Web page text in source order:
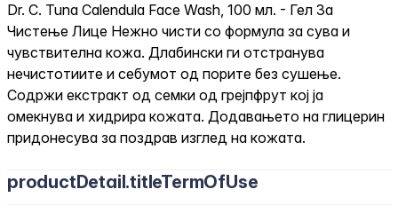
Dr. C. Tuna Calendula Face Wash, 100 мл. - Гел За
Чистење Лице Нежно чисти со формула за сува и
чувствителна кожа. Длабински ги отстранува
нечистотиите и себумот од порите без сушење.
Содржи екстракт од семки од грејпфрут кој ја
омекнува и хидрира кожата. Додавањето на глицерин
придонесува за поздрав изглед на кожата.
productDetail.titleTermOfUse